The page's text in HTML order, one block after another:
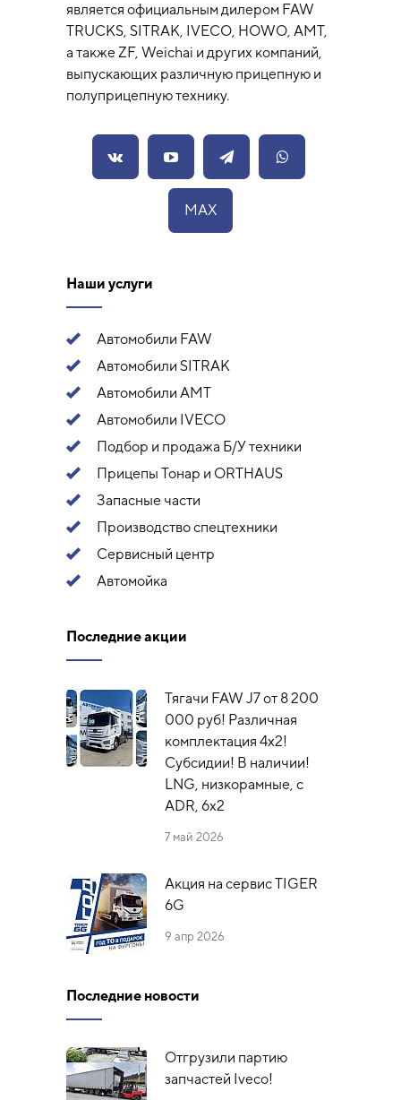
является официальным дилером FAW
TRUCKS, SITRAK, IVECO, HOWO, AMT,
а также ZF, Weichai и других компаний,
выпускающих различную прицепную и
полуприцепную технику.
MAX
Наши услуги
Автомобили FAW
Автомобили SITRAK
Автомобили АМТ
Автомобили IVECO
Подбор и продажа Б/У техники
Прицепы Тонар и ORTHAUS
Запасные части
Производство спецтехники
Сервисный центр
Автомойка
Последние акции
Тягачи FAW J7 от 8 200
000 руб! Различная
комплектация 4х2!
Субсидии! В наличии!
LNG, низкорамные, с
ADR, 6x2
7 май 2026
Акция на сервис TIGER
6G
9 апр 2026
Последние новости
Отгрузили партию
запчастей Iveco!